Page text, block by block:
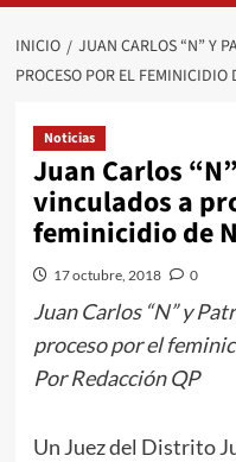
INICIO
JUAN CARLOS “N” Y
PROCESO POR EL FEMINICIDIO
Noticias
Juan Carlos
vinculados a
feminicidio de
17 octubre, 2018 0
Juan Carlos “N” y
proceso por el
Por Redacción QP
Un Juez del Distrito